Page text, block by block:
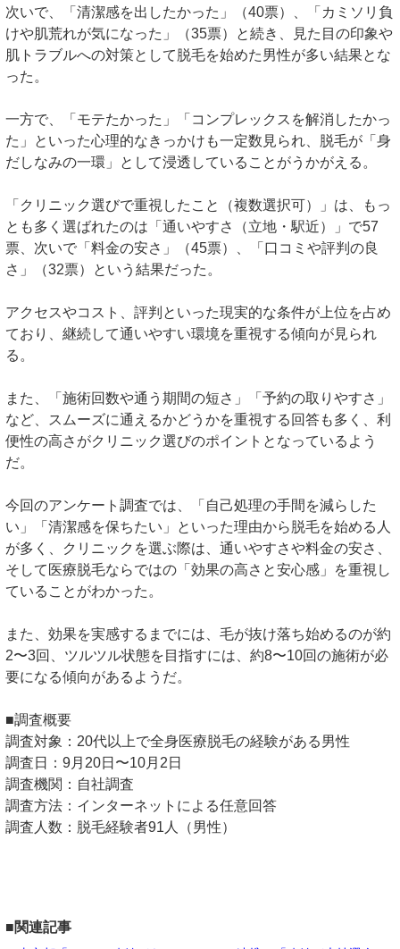
次いで、「清潔感を出したかった」（40票）、「カミソリ負
けや肌荒れが気になった」（35票）と続き、見た目の印象や
肌トラブルへの対策として脱毛を始めた男性が多い結果とな
った。
一方で、「モテたかった」「コンプレックスを解消したかっ
た」といった心理的なきっかけも一定数見られ、脱毛が「身
だしなみの一環」として浸透していることがうかがえる。
「クリニック選びで重視したこと（複数選択可）」は、もっ
とも多く選ばれたのは「通いやすさ（立地・駅近）」で57
票、次いで「料金の安さ」（45票）、「口コミや評判の良
さ」（32票）という結果だった。
アクセスやコスト、評判といった現実的な条件が上位を占め
ており、継続して通いやすい環境を重視する傾向が見られ
る。
また、「施術回数や通う期間の短さ」「予約の取りやすさ」
など、スムーズに通えるかどうかを重視する回答も多く、利
便性の高さがクリニック選びのポイントとなっているよう
だ。
今回のアンケート調査では、「自己処理の手間を減らした
い」「清潔感を保ちたい」といった理由から脱毛を始める人
が多く、クリニックを選ぶ際は、通いやすさや料金の安さ、
そして医療脱毛ならではの「効果の高さと安心感」を重視し
ていることがわかった。
また、効果を実感するまでには、毛が抜け落ち始めるのが約
2〜3回、ツルツル状態を目指すには、約8〜10回の施術が必
要になる傾向があるようだ。
■調査概要
調査対象：20代以上で全身医療脱毛の経験がある男性
調査日：9月20日〜10月2日
調査機関：自社調査
調査方法：インターネットによる任意回答
調査人数：脱毛経験者91人（男性）
■関連記事